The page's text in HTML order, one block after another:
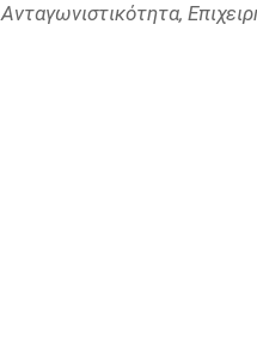
Ανταγωνιστικότητα,